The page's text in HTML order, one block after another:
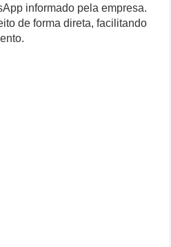
informado pela empresa.
de forma direta, facilitando